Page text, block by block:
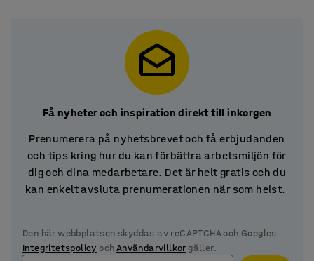
Få nyheter och inspiration direkt till inkorgen
Prenumerera på nyhetsbrevet och få erbjudanden
och tips kring hur du kan förbättra arbetsmiljön för
dig och dina medarbetare. Det är helt gratis och du
kan enkelt avsluta prenumerationen när som helst.
Den här webbplatsen skyddas av reCAPTCHA och Googles
Integritetspolicy ochAnvändarvillkorgäller.